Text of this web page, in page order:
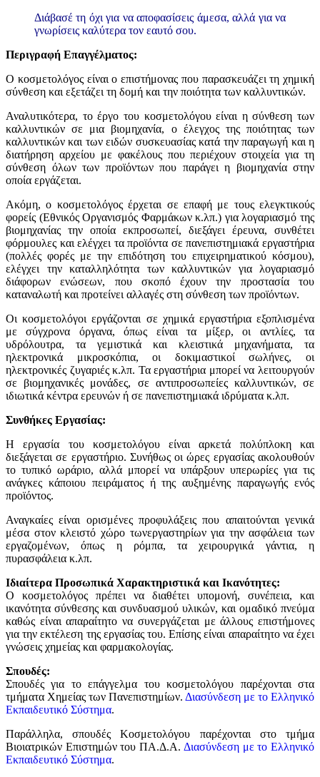
Διάβασέ τη όχι για να αποφασίσεις άμεσα, αλλά για να
γνωρίσεις καλύτερα τον εαυτό σου.
Περιγραφή Επαγγέλματος:
Ο κοσμετολόγος είναι ο επιστήμονας που παρασκευάζει τη χημική
σύνθεση και εξετάζει τη δομή και την ποιότητα των καλλυντικών.
Αναλυτικότερα, το έργο του κοσμετολόγου είναι η σύνθεση των
καλλυντικών σε μια βιομηχανία, ο έλεγχος της ποιότητας των
καλλυντικών και των ειδών συσκευασίας κατά την παραγωγή και η
διατήρηση αρχείου με φακέλους που περιέχουν στοιχεία για τη
σύνθεση όλων των προϊόντων που παράγει η βιομηχανία στην
οποία εργάζεται.
Ακόμη, ο κοσμετολόγος έρχεται σε επαφή με τους ελεγκτικούς
φορείς (Εθνικός Οργανισμός Φαρμάκων κ.λπ.) για λογαριασμό της
βιομηχανίας την οποία εκπροσωπεί, διεξάγει έρευνα, συνθέτει
φόρμουλες και ελέγχει τα προϊόντα σε πανεπιστημιακά εργαστήρια
(πολλές φορές με την επιδότηση του επιχειρηματικού κόσμου),
ελέγχει την καταλληλότητα των καλλυντικών για λογαριασμό
διάφορων ενώσεων, που σκοπό έχουν την προστασία του
καταναλωτή και προτείνει αλλαγές στη σύνθεση των προϊόντων.
Οι κοσμετολόγοι εργάζονται σε χημικά εργαστήρια εξοπλισμένα
με σύγχρονα όργανα, όπως είναι τα μίξερ, οι αντλίες, τα
υδρόλουτρα, τα γεμιστικά και κλειστικά μηχανήματα, τα
ηλεκτρονικά μικροσκόπια, οι δοκιμαστικοί σωλήνες, οι
ηλεκτρονικές ζυγαριές κ.λπ. Τα εργαστήρια μπορεί να λειτουργούν
σε βιομηχανικές μονάδες, σε αντιπροσωπείες καλλυντικών, σε
ιδιωτικά κέντρα ερευνών ή σε πανεπιστημιακά ιδρύματα κ.λπ.
Συνθήκες Εργασίας:
Η εργασία του κοσμετολόγου είναι αρκετά πολύπλοκη και
διεξάγεται σε εργαστήριο. Συνήθως οι ώρες εργασίας ακολουθούν
το τυπικό ωράριο, αλλά μπορεί να υπάρξουν υπερωρίες για τις
ανάγκες κάποιου πειράματος ή της αυξημένης παραγωγής ενός
προϊόντος.
Αναγκαίες είναι ορισμένες προφυλάξεις που απαιτούνται γενικά
μέσα στον κλειστό χώρο τωνεργαστηρίων για την ασφάλεια των
εργαζομένων, όπως η ρόμπα, τα χειρουργικά γάντια, η
πυρασφάλεια κ.λπ.
Ιδιαίτερα Προσωπικά Χαρακτηριστικά και Ικανότητες:
Ο κοσμετολόγος πρέπει να διαθέτει υπομονή, συνέπεια, και
ικανότητα σύνθεσης και συνδυασμού υλικών, και ομαδικό πνεύμα
καθώς είναι απαραίτητο να συνεργάζεται με άλλους επιστήμονες
για την εκτέλεση της εργασίας του. Επίσης είναι απαραίτητο να έχει
γνώσεις χημείας και φαρμακολογίας.
Σπουδές:
Σπουδές για το επάγγελμα του κοσμετολόγου παρέχονται στα
τμήματα Χημείας των Πανεπιστημίων. Διασύνδεση με το Ελληνικό
Εκπαιδευτικό Σύστημα.
Παράλληλα, σπουδές Κοσμετολόγου παρέχονται στο τμήμα
Βιοιατρικών Επιστημών του ΠΑ.Δ.Α. Διασύνδεση με το Ελληνικό
Εκπαιδευτικό Σύστημα.